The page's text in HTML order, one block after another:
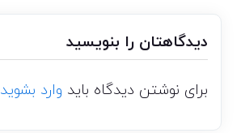
دیدگاهتان را بنویسید
برای نوشتن دیدگاه باید وارد بشوید